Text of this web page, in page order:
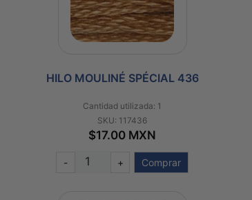
HILO MOULINÉ SPÉCIAL 436
Cantidad utilizada: 1
SKU: 117436
$17.00 MXN
- + Comprar